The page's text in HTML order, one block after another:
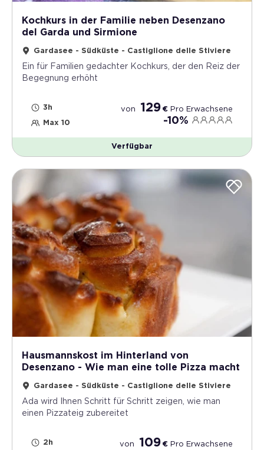
Kochkurs in der Familie neben Desenzano
del Garda und Sirmione
Gardasee - Südküste - Castiglione delle Stiviere
Ein für Familien gedachter Kochkurs, der den Reiz der
Begegnung erhöht
3h
Max 10
von 129 € Pro Erwachsene
-10%
Verfügbar
Hausmannskost im Hinterland von
Desenzano - Wie man eine tolle Pizza macht
Gardasee - Südküste - Castiglione delle Stiviere
Ada wird Ihnen Schritt für Schritt zeigen, wie man
einen Pizzateig zubereitet
2h
von 109 € Pro Erwachsene